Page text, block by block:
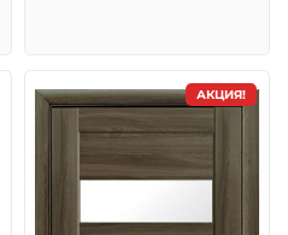
АКЦИЯ!